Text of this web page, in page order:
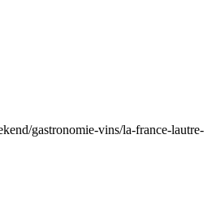
gastronomie-vins/la-france-lautre-